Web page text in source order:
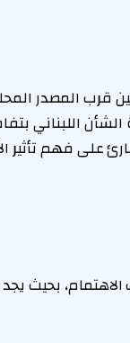
قرب المصدر
اللبناني
على فهم تأثير
بحيث